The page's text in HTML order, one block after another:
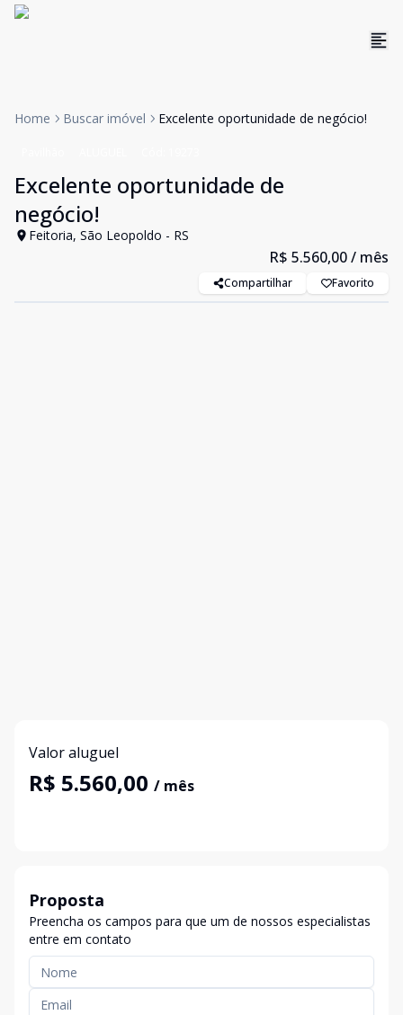
Home Buscar imóvel Excelente oportunidade de negócio!
Excelente oportunidade de
negócio!
Feitoria, São Leopoldo - RS
R$ 5.560,00/ mês
Compartilhar Favorito
Valor aluguel
R$ 5.560,00 / mês
Proposta
Preencha os campos para que um de nossos especialistas
entre em contato